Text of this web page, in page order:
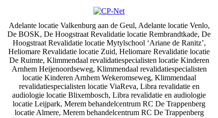
Adelante locatie Valkenburg aan de Geul, Adelante locatie Venlo,
De BOSK, De Hoogstraat Revalidatie locatie Rembrandtkade, De
Hoogstraat Revalidatie locatie Mytylschool ‘Ariane de Ranitz’,
Heliomare Revalidatie locatie Zuid, Heliomare Revalidatie locatie
De Ruimte, Klimmendaal revalidatiespecialisten locatie Kinderen
Arnhem Heijenoordseweg, Klimmendaal revalidatiespecialisten
locatie Kinderen Arnhem Wekeromseweg, Klimmendaal
revalidatiespecialisten locatie ViaReva, Libra revalidatie en
audiologie locatie Blixembosch, Libra revalidatie en audiologie
locatie Leijpark, Merem behandelcentrum RC De Trappenberg
locatie Almere, Merem behandelcentrum RC De Trappenberg